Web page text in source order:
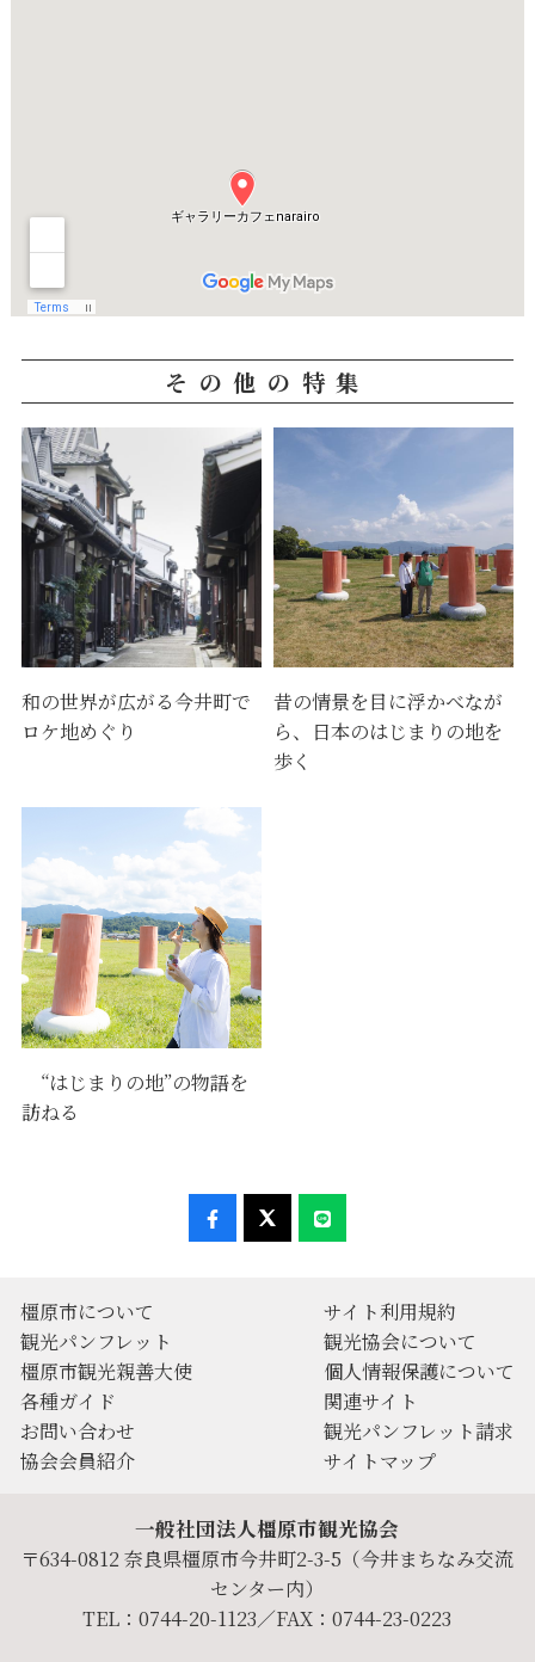
その他の特集
和の世界が広がる今井町で
ロケ地めぐり
昔の情景を目に浮かべなが
ら、日本のはじまりの地を
歩く
“はじまりの地”の物語を
訪ねる
橿原市について
観光パンフレット
橿原市観光親善大使
各種ガイド
お問い合わせ
協会会員紹介
サイト利用規約
観光協会について
個人情報保護について
関連サイト
観光パンフレット請求
サイトマップ
一般社団法人橿原市観光協会
〒634-0812 奈良県橿原市今井町2-3-5（今井まちなみ交流
センター内）
TEL：0744-20-1123／FAX：0744-23-0223